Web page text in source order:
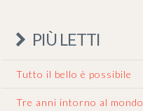
PIÙ LETTI
Tutto il bello è possibile
Tre anni intorno al mondo